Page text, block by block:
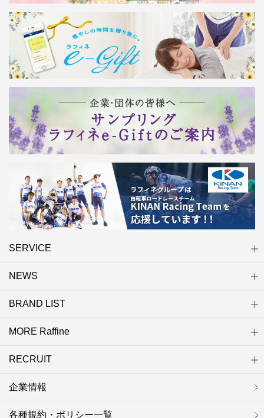
SERVICE
初めての方へ
店舗検索
キャンペーン
ラフィネ マルシェ（通販サイト）
WEB予約
よくある質問（Q&A）
サイトマップ
NEWS
ニュース一覧
お知らせ
オープン
クローズ
リニューアル
その他
BRAND LIST
ブランド一覧
ラフィネ
グランラフィネ
バダンバルー
ラフィネプリュス
プチラフィネ
整体ナチュラルボディ
トータルセラピー
フットデザイン
REFLE（リフレ）
Raffine TOKYO
ラフィネ ランニングスタイル
MORE Raffine
MORE Raffine
ラフィネのこだわり
ラフィネのひみつ
お得で便利なサービス
ラフィネギフト
ラフィネグループアスリート
RECRUIT
セラピスト採用
新卒採用
研修サイト
NOWON!!
企業情報
各種規約・ポリシー一覧